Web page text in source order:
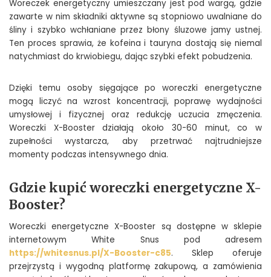
Woreczek energetyczny umieszczany jest pod wargą, gdzie
zawarte w nim składniki aktywne są stopniowo uwalniane do
śliny i szybko wchłaniane przez błony śluzowe jamy ustnej.
Ten proces sprawia, że kofeina i tauryna dostają się niemal
natychmiast do krwiobiegu, dając szybki efekt pobudzenia.
Dzięki temu osoby sięgające po woreczki energetyczne
mogą liczyć na wzrost koncentracji, poprawę wydajności
umysłowej i fizycznej oraz redukcję uczucia zmęczenia.
Woreczki X-Booster działają około 30-60 minut, co w
zupełności wystarcza, aby przetrwać najtrudniejsze
momenty podczas intensywnego dnia.
Gdzie kupić woreczki energetyczne X-
Booster?
Woreczki energetyczne X-Booster są dostępne w sklepie
internetowym White Snus pod adresem
https://whitesnus.pl/X-Booster-c85. Sklep oferuje
przejrzystą i wygodną platformę zakupową, a zamówienia